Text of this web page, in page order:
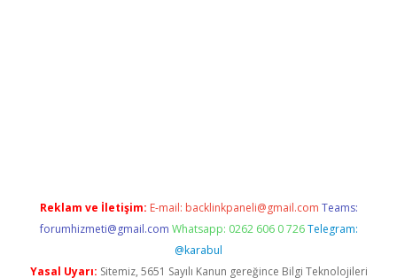
Reklam ve İletişim: E-mail: backlinkpaneli@gmail.com Teams:
forumhizmeti@gmail.com Whatsapp: 0262 606 0 726 Telegram:
@karabul
Yasal Uyarı: Sitemiz, 5651 Sayılı Kanun gereğince Bilgi Teknolojileri